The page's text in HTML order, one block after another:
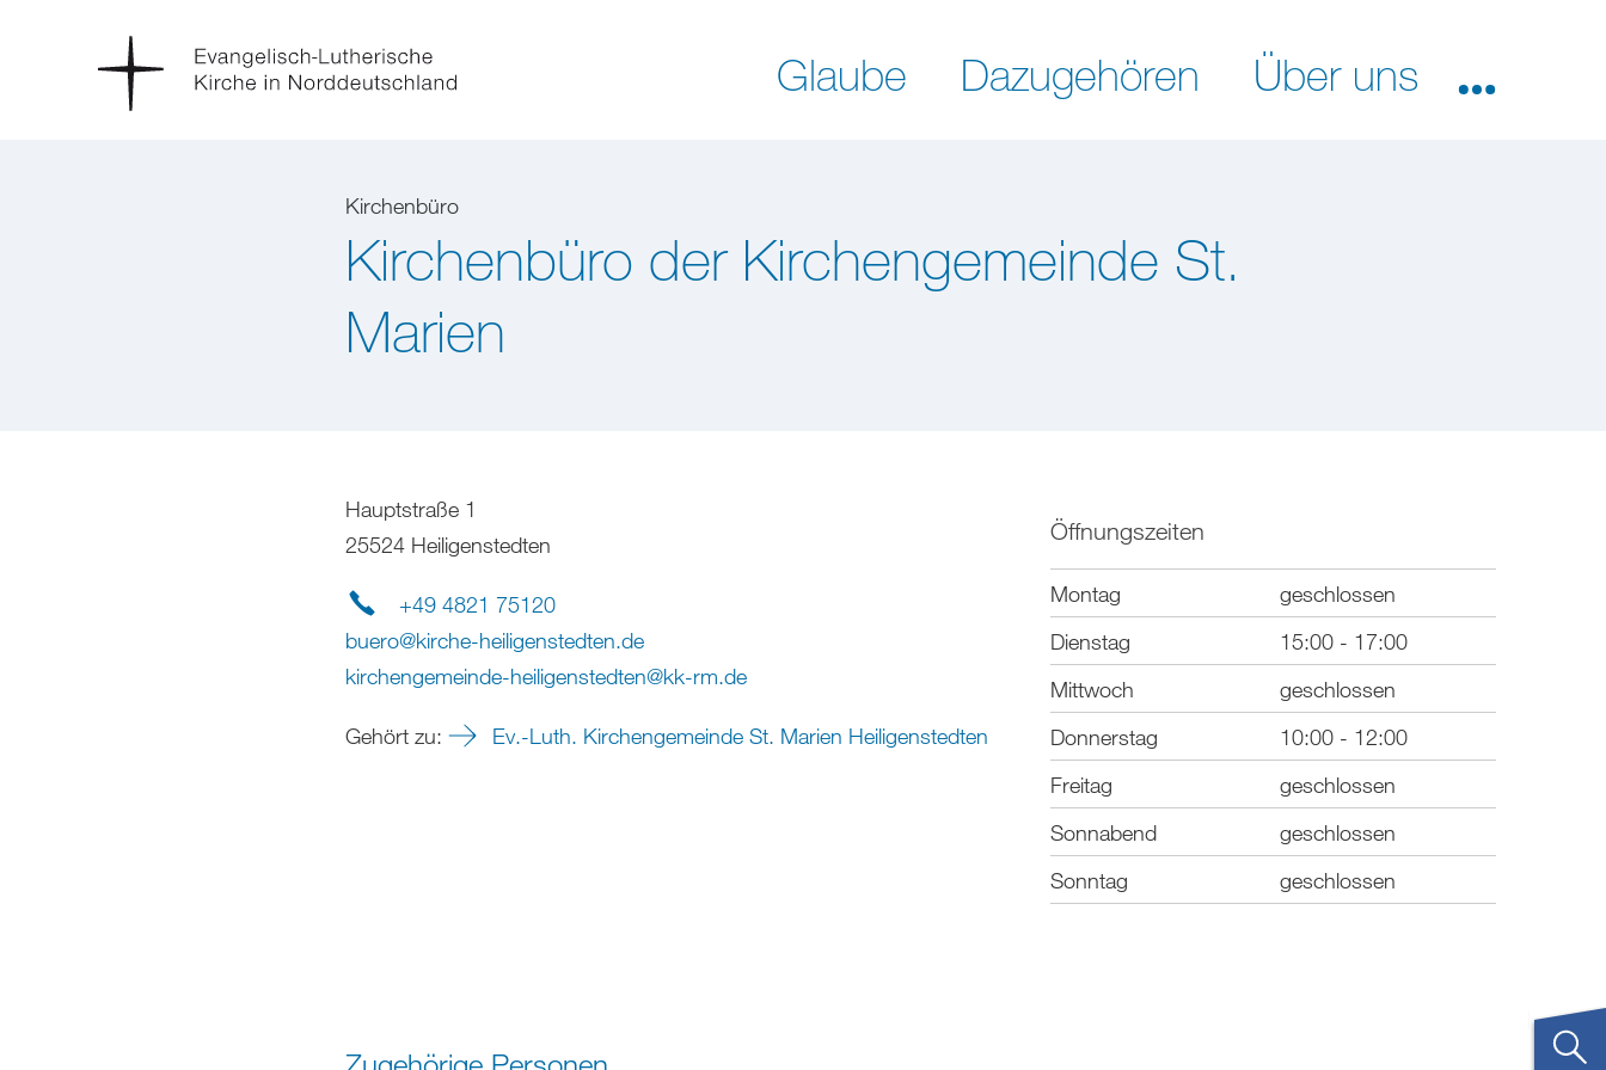
Glaube Dazugehören Über uns
Kirchenbüro
Kirchenbüro der Kirchengemeinde St.
Marien
Hauptstraße 1
25524 Heiligenstedten
+49 4821 75120
buero@kirche-heiligenstedten.de
kirchengemeinde-heiligenstedten@kk-rm.de
Gehört zu: Ev.-Luth. Kirchengemeinde St. Marien Heiligenstedten
Öffnungszeiten
Montag
geschlossen
Dienstag
15:00 - 17:00
Mittwoch
geschlossen
Donnerstag
10:00 - 12:00
Freitag
geschlossen
Sonnabend
geschlossen
Sonntag
geschlossen
Zugehörige Personen